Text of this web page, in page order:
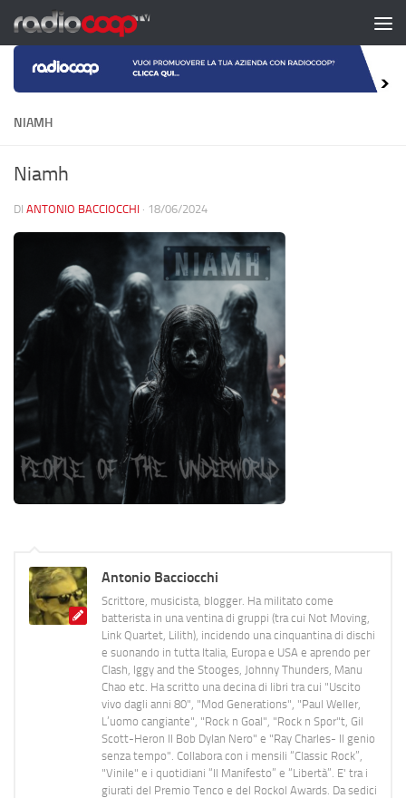
Salta al contenuto
NIAMH
Niamh
DI ANTONIO BACCIOCCHI · 18/06/2024
Antonio Bacciocchi
Scrittore, musicista, blogger. Ha militato come
batterista in una ventina di gruppi (tra cui Not Moving,
Link Quartet, Lilith), incidendo una cinquantina di dischi
e suonando in tutta Italia, Europa e USA e aprendo per
Clash, Iggy and the Stooges, Johnny Thunders, Manu
Chao etc. Ha scritto una decina di libri tra cui "Uscito
vivo dagli anni 80", "Mod Generations", "Paul Weller,
L’uomo cangiante", "Rock n Goal", "Rock n Spor"t, Gil
Scott-Heron Il Bob Dylan Nero" e "Ray Charles- Il genio
senza tempo". Collabora con i mensili “Classic Rock”,
"Vinile" e i quotidiani “Il Manifesto” e “Libertà”. E' tra i
giurati del Premio Tenco e del Rockol Awards. Da sedici